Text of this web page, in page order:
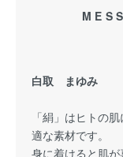
白取 まゆみ
「絹」はヒトの
適な素材です。
身に着けると肌が